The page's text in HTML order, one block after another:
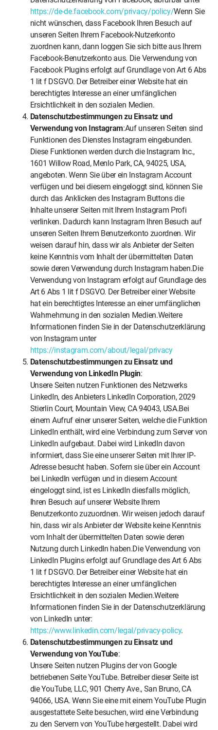
https://de-de.facebook.com/privacy/policy/Wenn Sie
nicht wünschen, dass Facebook Ihren Besuch auf
unseren Seiten Ihrem Facebook-Nutzerkonto
zuordnen kann, dann loggen Sie sich bitte aus Ihrem
Facebook-Benutzerkonto aus. Die Verwendung von
Facebook Plugins erfolgt auf Grundlage von Art 6 Abs
1 lit f DSGVO. Der Betreiber einer Website hat ein
berechtigtes Interesse an einer umfänglichen
Ersichtlichkeit in den sozialen Medien.
Datenschutzbestimmungen zu Einsatz und
Verwendung von Instagram:Auf unseren Seiten sind
Funktionen des Dienstes Instagram eingebunden.
Diese Funktionen werden durch die Instagram Inc.,
1601 Willow Road, Menlo Park, CA, 94025, USA,
angeboten. Wenn Sie über ein Instagram Account
verfügen und bei diesem eingeloggt sind, können Sie
durch das Anklicken des Instagram Buttons die
Inhalte unserer Seiten mit Ihrem Instagram Profi
verlinken. Dadurch kann Instagram Ihren Besuch auf
unseren Seiten Ihrem Benutzerkonto zuordnen. Wir
weisen darauf hin, dass wir als Anbieter der Seiten
keine Kenntnis vom Inhalt der übermittelten Daten
sowie deren Verwendung durch Instagram haben.Die
Verwendung von Instagram erfolgt auf Grundlage des
Art 6 Abs 1 lit f DSGVO. Der Betreiber einer Website
hat ein berechtigtes Interesse an einer umfänglichen
Wahrnehmung in den sozialen Medien.Weitere
Informationen finden Sie in der Datenschutzerklärung
von Instagram unter
https://instagram.com/about/legal/privacy
Datenschutzbestimmungen zu Einsatz und
Verwendung von LinkedIn Plugin:
Unsere Seiten nutzen Funktionen des Netzwerks
LinkedIn, des Anbieters LinkedIn Corporation, 2029
Stierlin Court, Mountain View, CA 94043, USA.Bei
einem Aufruf einer unserer Seiten, welche die Funktion
LinkedIn enthält, wird eine Verbindung zum Server von
LinkedIn aufgebaut. Dabei wird LinkedIn davon
informiert, dass Sie eine unserer Seiten mit Ihrer IP-
Adresse besucht haben. Sofern sie über ein Account
bei LinkedIn verfügen und in diesem Account
eingeloggt sind, ist es LinkedIn diesfalls möglich,
Ihren Besuch auf unserer Website Ihrem
Benutzerkonto zuzuordnen. Wir weisen jedoch darauf
hin, dass wir als Anbieter der Website keine Kenntnis
vom Inhalt der übermittelten Daten sowie deren
Nutzung durch LinkedIn haben.Die Verwendung von
LinkedIn Plugins erfolgt auf Grundlage des Art 6 Abs
1 lit f DSGVO. Der Betreiber einer Website hat ein
berechtigtes Interesse an einer umfänglichen
Ersichtlichkeit in den sozialen Medien.Weitere
Informationen finden Sie in der Datenschutzerklärung
von LinkedIn unter:
https://www.linkedin.com/legal/privacy-policy.
Datenschutzbestimmungen zu Einsatz und
Verwendung von YouTube:
Unsere Seiten nutzen Plugins der von Google
betriebenen Seite YouTube. Betreiber dieser Seite ist
die YouTube, LLC, 901 Cherry Ave., San Bruno, CA
94066, USA. Wenn Sie eine mit einem YouTube Plugin
ausgestattete Seite besuchen, wird eine Verbindung
zu den Servern von YouTube hergestellt. Dabei wird